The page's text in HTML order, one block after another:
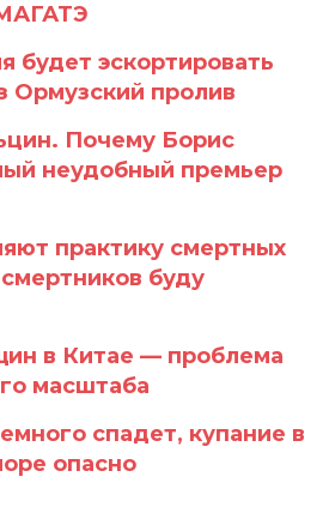
будет эскортировать
Ормузский пролив
Почему Борис
неудобный премьер
практику смертных
буду
в Китае — проблема
масштаба
спадет, купание в
опасно